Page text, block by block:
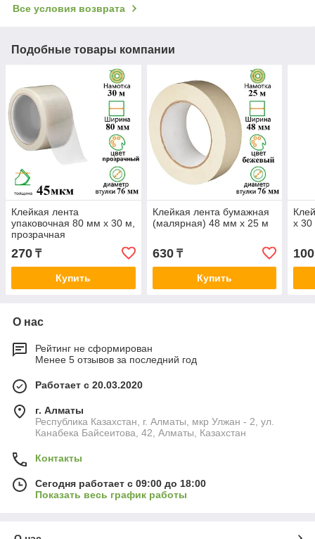
Все условия возврата
Подобные товары компании
Клейкая лента
упаковочная 80 мм х 30 м,
прозрачная
270 ₸
Купить
Клейкая лента бумажная
(малярная) 48 мм х 25 м
630₸
Купить
х 30
100
О нас
Рейтинг не сформирован
Менее 5 отзывов за последний год
Работает с 20.03.2020
г. Алматы
Республика Казахстан, г. Алматы, мкр Улжан - 2, ул.
Канабека Байсеитова, 42, Алматы, Казахстан
Контакты
Сегодня работает с 09:00 до 18:00
Показать весь график работы